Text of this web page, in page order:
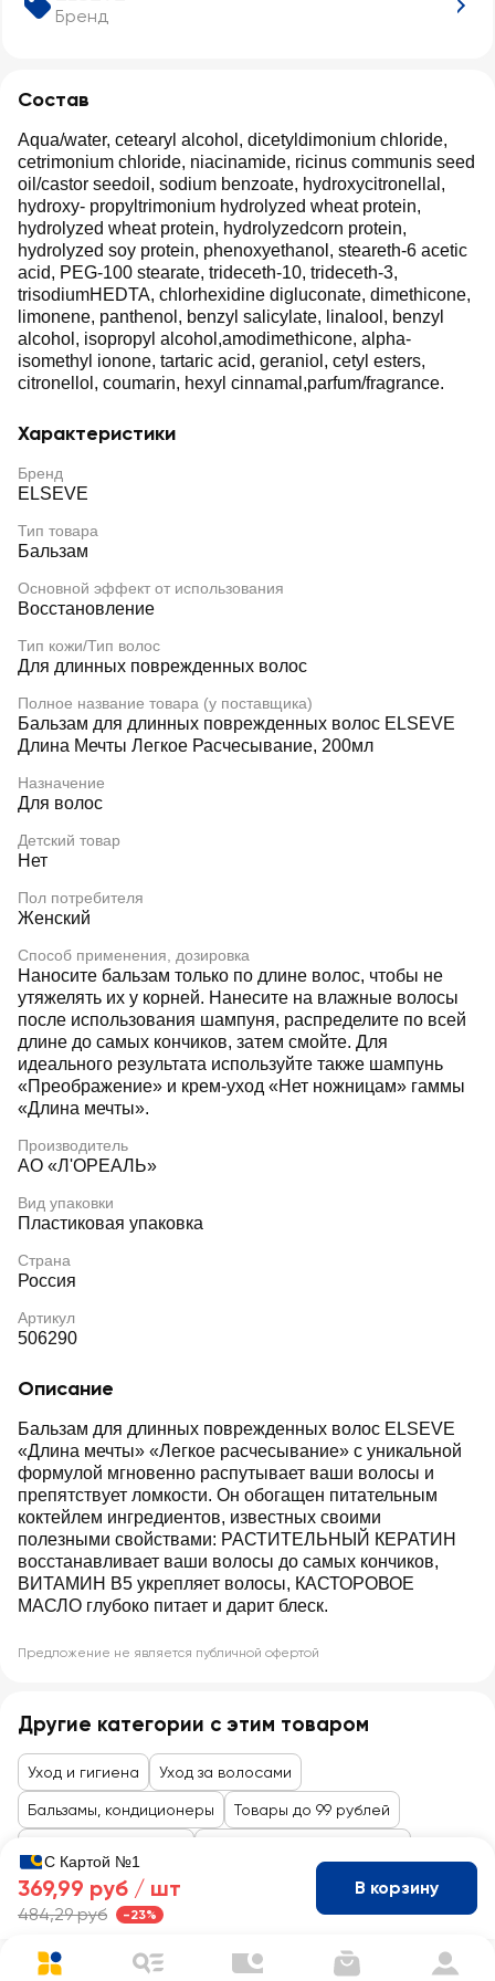
Бренд
Состав
Aqua/water, cetearyl alcohol, dicetyldimonium chloride,
cetrimonium chloride, niacinamide, ricinus communis seed
oil/castor seedoil, sodium benzoate, hydroxycitronellal,
hydroxy- propyltrimonium hydrolyzed wheat protein,
hydrolyzed wheat protein, hydrolyzedcorn protein,
hydrolyzed soy protein, phenoxyethanol, steareth-6 acetic
acid, PEG-100 stearate, trideceth-10, trideceth-3,
trisodiumHEDTA, chlorhexidine digluconate, dimethicone,
limonene, panthenol, benzyl salicylate, linalool, benzyl
alcohol, isopropyl alcohol,amodimethicone, alpha-
isomethyl ionone, tartaric acid, geraniol, cetyl esters,
citronellol, coumarin, hexyl cinnamal,parfum/fragrance.
Характеристики
Бренд
ELSEVE
Тип товара
Бальзам
Основной эффект от использования
Восстановление
Тип кожи/Тип волос
Для длинных поврежденных волос
Полное название товара (у поставщика)
Бальзам для длинных поврежденных волос ELSEVE
Длина Мечты Легкое Расчесывание, 200мл
Назначение
Для волос
Детский товар
Нет
Пол потребителя
Женский
Способ применения, дозировка
Наносите бальзам только по длине волос, чтобы не
утяжелять их у корней. Нанесите на влажные волосы
после использования шампуня, распределите по всей
длине до самых кончиков, затем смойте. Для
идеального результата используйте также шампунь
«Преображение» и крем-уход «Нет ножницам» гаммы
«Длина мечты».
Производитель
АО «Л'ОРЕАЛЬ»
Вид упаковки
Пластиковая упаковка
Страна
Россия
Артикул
506290
Описание
Бальзам для длинных поврежденных волос ELSEVE
«Длина мечты» «Легкое расчесывание» с уникальной
формулой мгновенно распутывает ваши волосы и
препятствует ломкости. Он обогащен питательным
коктейлем ингредиентов, известных своими
полезными свойствами: РАСТИТЕЛЬНЫЙ КЕРАТИН
восстанавливает ваши волосы до самых кончиков,
ВИТАМИН В5 укрепляет волосы, КАСТОРОВОЕ
МАСЛО глубоко питает и дарит блеск.
Предложение не является публичной офертой
Другие категории с этим товаром
Уход и гигиена Уход за волосами
Бальзамы, кондиционеры Товары до 99 рублей
С Картой №1
369,99 руб / шт
484,29 руб -23%
В корзину